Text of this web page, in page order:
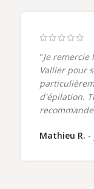
aucun frais
Votre carte cadeau est
à compter de sa date
"Je
Vallier pour
d'épilation.
Mathieu R.